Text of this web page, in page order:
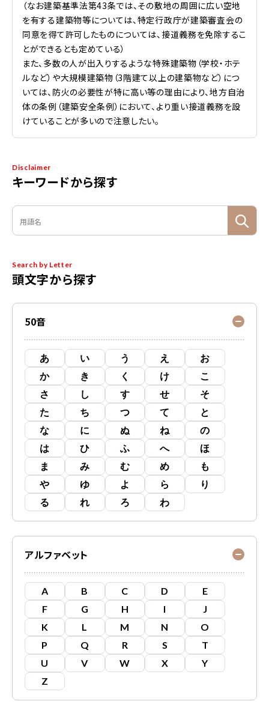
Disclaimer
キーワードから探す
Search by Letter
頭文字から探す
50音
あ い う え
お
か
き く け
こ
さ
し す せ
そ
た
ち つ て
と
な
に ぬ ね
の
は
ひ ふ へ
ほ
ま
み む め
も
や
ゆ よ ら
り
る
れ ろ わ
アルファベット
A B C D
E
F
G H I
J
K
L M N
O
P
Q R S
T
U
V W X
Y
Z
（なお建築基準法第43条では、その敷地の周囲に広い空地
を有する建築物等については、特定行政庁が建築審査会の
同意を得て許可したものについては、接道義務を免除するこ
とができるとも定めている）
また、多数の人が出入りするような特殊建築物（学校・ホテ
ルなど）や大規模建築物（3階建て以上の建築物など）につ
いては、防火の必要性が特に高い等の理由により、地方自治
体の条例（建築安全条例）において、より重い接道義務を設
けていることが多いので注意したい。